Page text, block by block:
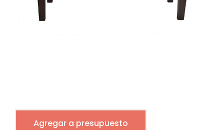
Agregar a presupuesto